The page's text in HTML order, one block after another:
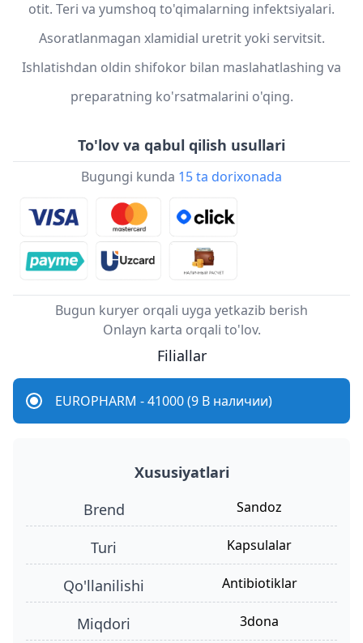
otit. Teri va yumshoq to'qimalarning infektsiyalari.
Asoratlanmagan xlamidial uretrit yoki servitsit.
Ishlatishdan oldin shifokor bilan maslahatlashing va
preparatning ko'rsatmalarini o'qing.
To'lov va qabul qilish usullari
Bugungi kunda 15 ta dorixonada
Bugun kuryer orqali uyga yetkazib berish
Onlayn karta orqali to'lov.
Filiallar
EUROPHARM - 41000 (9 В наличии)
Xususiyatlari
Brend
Sandoz
turi kapsulalar
qo'llanilishi antibiotiklar
miqdori 3dona